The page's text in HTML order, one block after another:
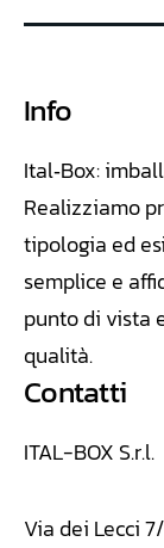
Info
Ital‑Box:
Realizziamo
tipologia ed
semplice e
punto di vista
qualità.
Contatti
ITAL-BOX S.r.l.
Via dei Lecci